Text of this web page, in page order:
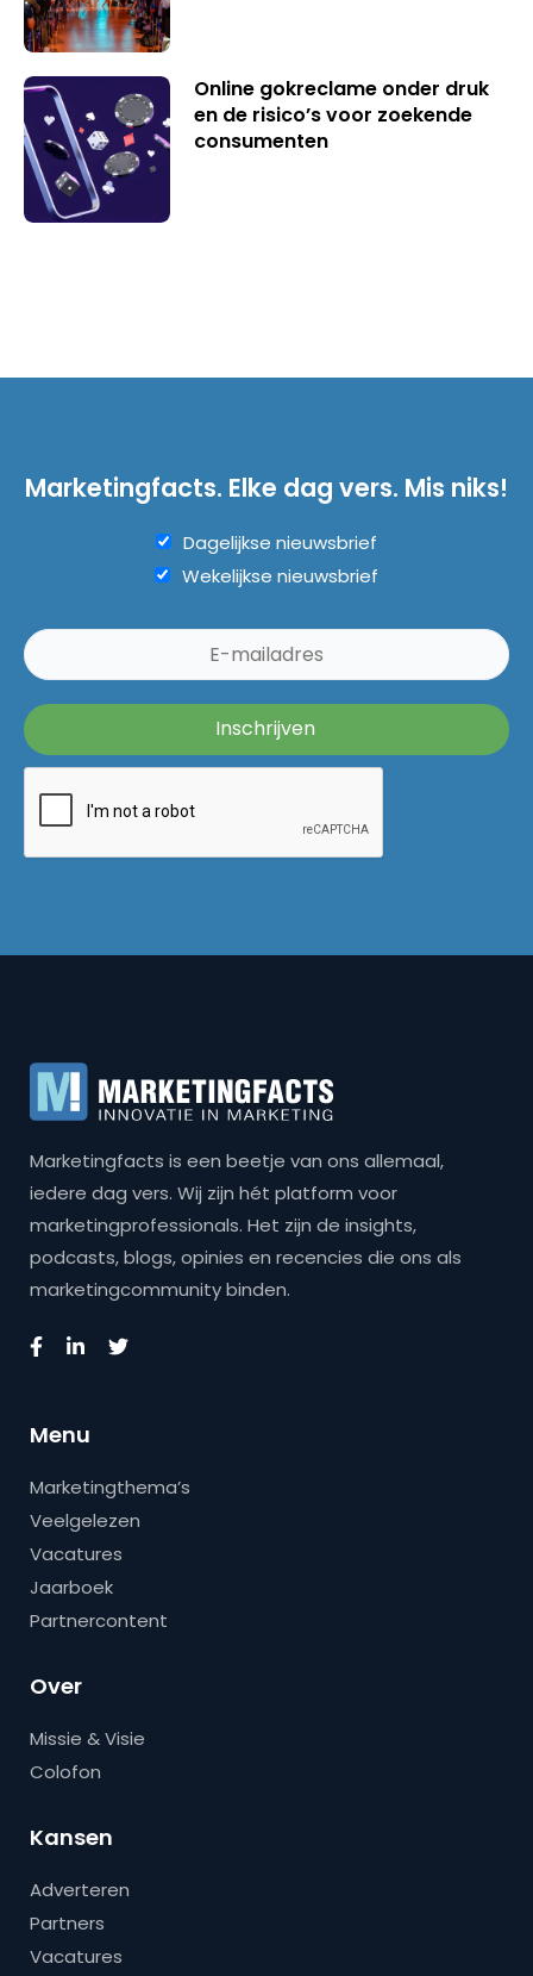
Online gokreclame onder druk
en de risico’s voor zoekende
consumenten
Marketingfacts. Elke dag vers. Mis niks!
Dagelijkse nieuwsbrief
Wekelijkse nieuwsbrief
Marketingfacts is een beetje van ons allemaal,
iedere dag vers. Wij zijn hét platform voor
marketingprofessionals. Het zijn de insights,
podcasts, blogs, opinies en recencies die ons als
marketingcommunity binden.
Menu
Marketingthema’s
Veelgelezen
Vacatures
Jaarboek
Partnercontent
Over
Missie & Visie
Colofon
Kansen
Adverteren
Partners
Vacatures